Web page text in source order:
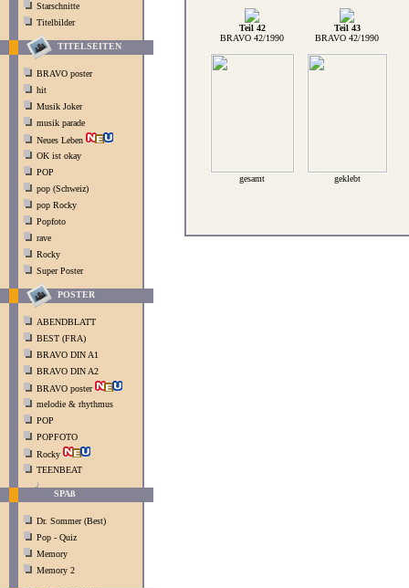
Starschnitte
Titelbilder
TITELSEITEN
BRAVO poster
hit
Musik Joker
musik parade
Neues Leben
OK ist okay
POP
pop (Schweiz)
pop Rocky
Popfoto
rave
Rocky
Super Poster
POSTER
ABENDBLATT
BEST (FRA)
BRAVO DIN A1
BRAVO DIN A2
BRAVO poster
melodie & rhythmus
POP
POPFOTO
Rocky
TEENBEAT
SPAß
Dr. Sommer (Best)
Pop - Quiz
Memory
Memory 2
Teil 42
Teil 43
BRAVO 42/1990
BRAVO 42/1990
gesamt geklebt